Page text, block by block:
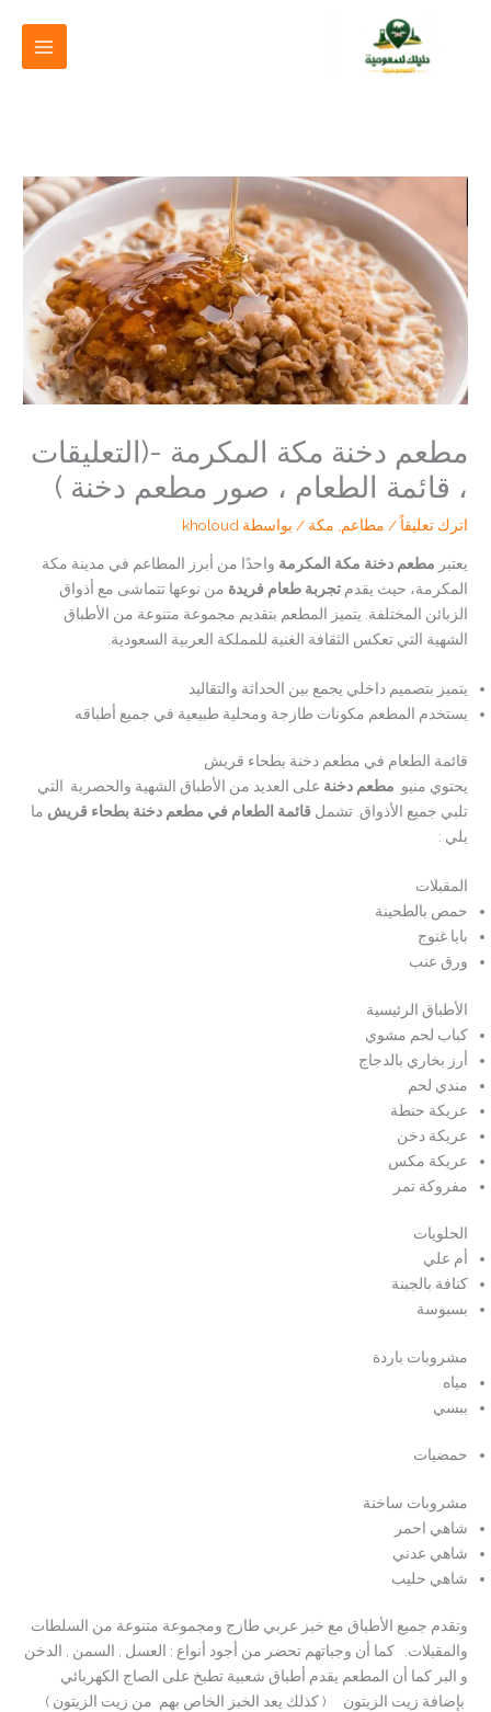
مطعم دخنة مكة المكرمة -(التعليقات
، قائمة الطعام ، صور مطعم دخنة )
اترك تعليقاً / مطاعم, مكة / بواسطة kholoud
يعتبر مطعم دخنة مكة المكرمة واحدًا من أبرز المطاعم في مدينة مكة
المكرمة، حيث يقدمتجربة طعام فريدة من نوعها تتماشى مع أذواق
الزبائن المختلفة. يتميز المطعم بتقديم مجموعة متنوعة من الأطباق
الشهية التي تعكس الثقافة الغنية للمملكة العربية السعودية.
يتميز بتصميم داخلي يجمع بين الحداثة والتقاليد
يستخدم المطعم مكونات طازجة ومحلية طبيعية في جميع أطباقه
قائمة الطعام في مطعم دخنة بطحاء قريش
يحتوي منيو مطعم دخنة على العديد من الأطباق الشهية والحصرية التي
تلبي جميع الأذواق. تشمل قائمة الطعام في مطعم دخنة بطحاء قريش ما
يلي :
المقبلات
حمص بالطحينة
بابا غنوج
ورق عنب
الأطباق الرئيسية
كباب لحم مشوي
أرز بخاري بالدجاج
مندي لحم
عريكة حنطة
عريكة دخن
عريكة مكس
مفروكة تمر
الحلويات
أم علي
كنافة بالجبنة
بسبوسة
مشروبات باردة
مياه
ببسي
حمضيات
مشروبات ساخنة
شاهي احمر
شاهي عدني
شاهي حليب
وتقدم جميع الأطباق مع خبز عربي طازج ومجموعة متنوعة من السلطات
والمقبلات. كما أن وجباتهم تحضر من أجود أنواع : العسل , السمن , الدخن
و البر كما أن المطعم يقدم أطباق شعبية تطبخ على الصاج الكهربائي
بإضافة زيت الزيتون ( كذلك يعد الخبز الخاص بهم من زيت الزيتون )